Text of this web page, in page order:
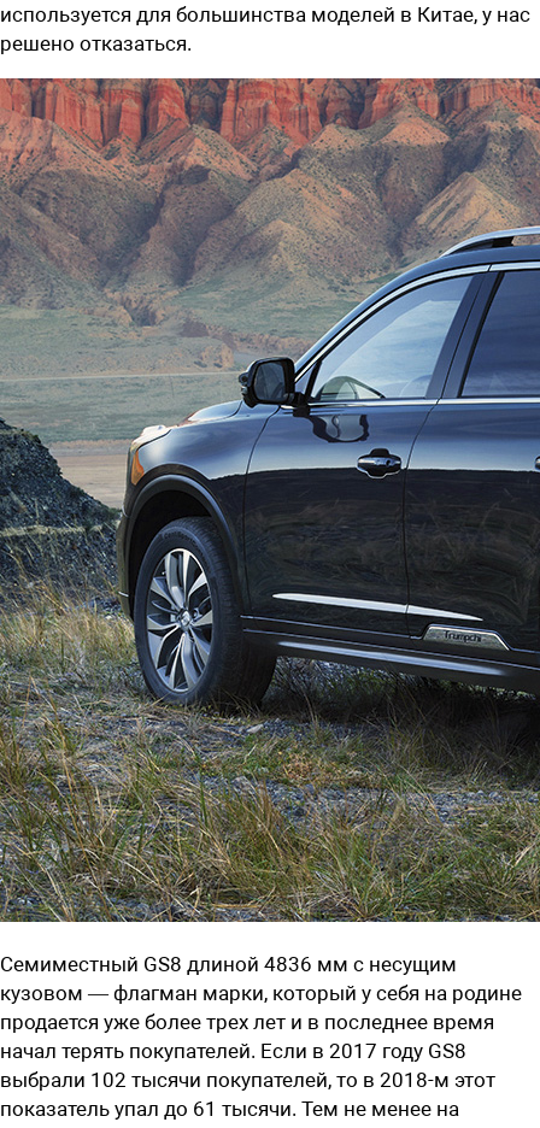
используется для большинства моделей в Китае, у нас
решено отказаться.
Семиместный GS8 длиной 4836 мм с несущим
кузовом — флагман марки, который у себя на родине
продается уже более трех лет и в последнее время
начал терять покупателей. Если в 2017 году GS8
выбрали 102 тысячи покупателей, то в 2018-м этот
показатель упал до 61 тысячи. Тем не менее на